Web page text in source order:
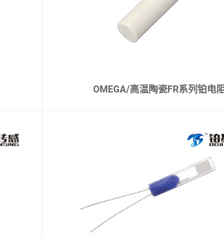
OMEGA/高温陶瓷FR系列铂电